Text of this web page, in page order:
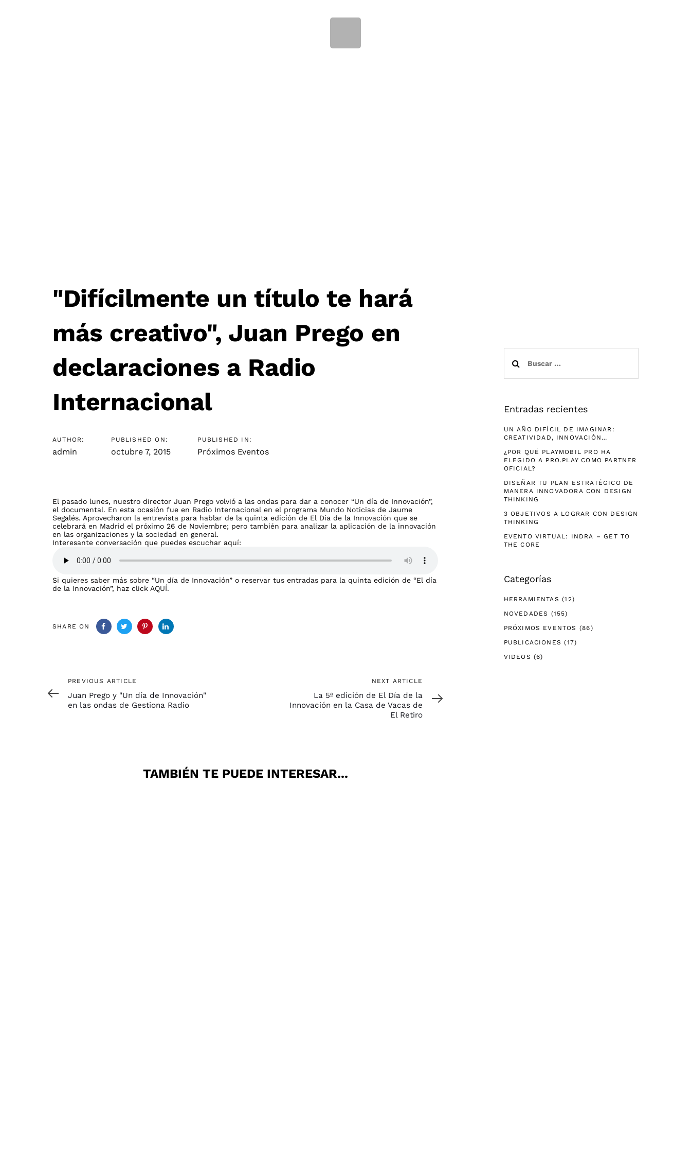
"Difícilmente un título te hará
más creativo", Juan Prego en
declaraciones a Radio
Internacional
AUTHOR:
admin
PUBLISHED ON:
octubre 7, 2015
PUBLISHED IN:
Próximos Eventos
El pasado lunes, nuestro director Juan Prego volvió a las ondas para dar a conocer “Un día de Innovación”,
el documental. En esta ocasión fue en Radio Internacional en el programa Mundo Noticias de Jaume
Segalés. Aprovecharon la entrevista para hablar de la quinta edición de El Día de la Innovación que se
celebrará en Madrid el próximo 26 de Noviembre; pero también para analizar la aplicación de la innovación
en las organizaciones y la sociedad en general.
Interesante conversación que puedes escuchar aquí:
Si quieres saber más sobre “Un día de Innovación” o reservar tus entradas para la quinta edición de “El día
de la Innovación”, haz click AQUÍ.
SHARE ON
Post
navigation
Previous
PREVIOUS ARTICLE
Juan Prego y "Un día de Innovación"
en las ondas de Gestiona Radio
NEXT ARTICLE
La 5ª edición de El Día de la
Innovación en la Casa de Vacas de
El Retiro
TAMBIÉN TE PUEDE INTERESAR...
Entradas recientes
UN AÑO DIFÍCIL DE IMAGINAR:
CREATIVIDAD, INNOVACIÓN…
¿POR QUÉ PLAYMOBIL PRO HA
ELEGIDO A PRO.PLAY COMO PARTNER
OFICIAL?
DISEÑAR TU PLAN ESTRATÉGICO DE
MANERA INNOVADORA CON DESIGN
THINKING
3 OBJETIVOS A LOGRAR CON DESIGN
THINKING
EVENTO VIRTUAL: INDRA – GET TO
THE CORE
Categorías
HERRAMIENTAS (12)
NOVEDADES (155)
PRÓXIMOS EVENTOS (86)
PUBLICACIONES (17)
VIDEOS (6)